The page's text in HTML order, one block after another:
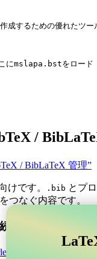
成するための優れたツー
にmslapa.bstをロード
/
/ BibLaTeX 管理”
けです。 .bib とプ
つなぐ内容です。
するコラボレー
に接続するコラ